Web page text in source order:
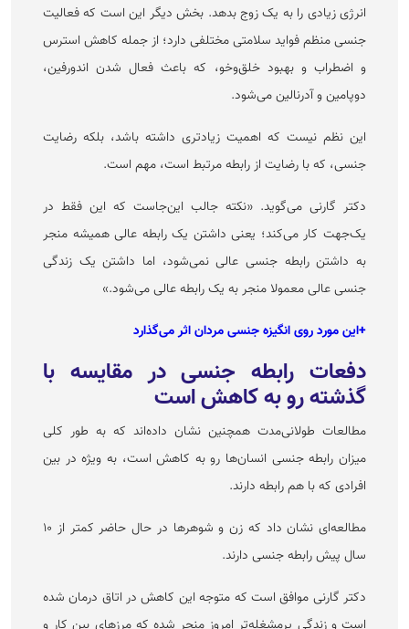
انرژی زیادی را به یک زوج بدهد. بخش دیگر این است که فعالیت
جنسی منظم فواید سلامتی مختلفی دارد؛ از جمله کاهش استرس
و اضطراب و بهبود خلق‌وخو، که باعث فعال شدن اندورفین،
دوپامین و آدرنالین می‌شود.
این نظم نیست که اهمیت زیادتری داشته باشد، بلکه رضایت
جنسی، که با رضایت از رابطه مرتبط است، مهم است.
دکتر گارنی می‌گوید. «نکته جالب این‌جاست که این فقط در
یک‌جهت کار می‌کند؛ یعنی داشتن یک رابطه عالی همیشه منجر
به داشتن رابطه جنسی عالی نمی‌شود، اما داشتن یک زندگی
جنسی عالی معمولا منجر به یک رابطه عالی می‌شود.»
+این مورد روی انگیزه جنسی مردان اثر می‌گذارد
دفعات رابطه جنسی در مقایسه با
گذشته رو به کاهش است
مطالعات طولانی‌مدت همچنین نشان داده‌اند که به طور کلی
میزان رابطه جنسی انسان‌ها رو به کاهش است، به ویژه در بین
افرادی که با هم رابطه دارند.
مطالعه‌ای نشان داد که زن و شوهر‌ها در حال حاضر کمتر از ۱۰
سال پیش رابطه جنسی دارند.
دکتر گارنی موافق است که متوجه این کاهش در اتاق درمان شده